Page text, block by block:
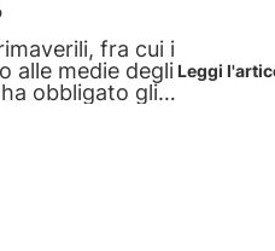
fra cui i
alle medie degli
obbligato gli
Leggi